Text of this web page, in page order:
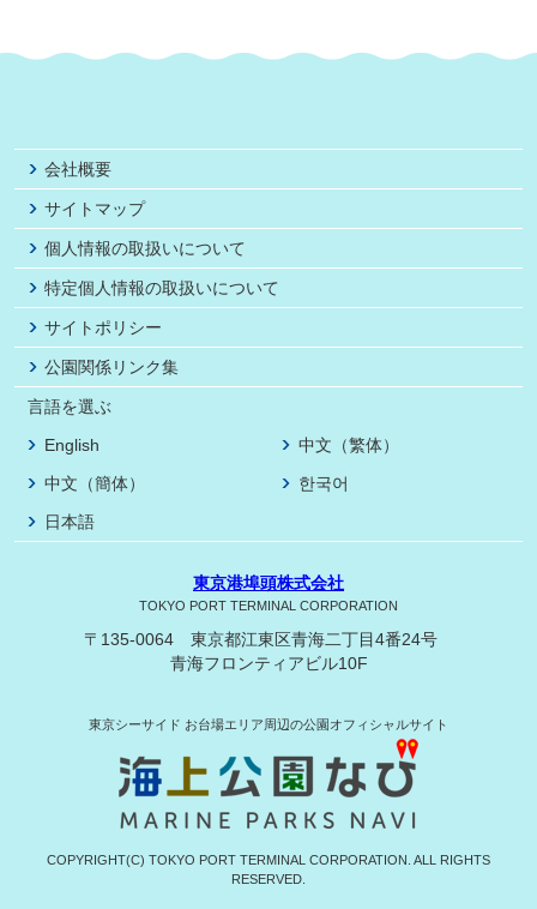
会社概要
サイトマップ
個人情報の取扱いについて
特定個人情報の取扱いについて
サイトポリシー
公園関係リンク集
言語を選ぶ
English
中文（繁体）
中文（簡体）
한국어
日本語
東京港埠頭株式会社
TOKYO PORT TERMINAL CORPORATION
〒135-0064 東京都江東区青海二丁目4番24号
青海フロンティアビル10F
東京シーサイド お台場エリア周辺の公園オフィシャルサイト
COPYRIGHT(C) TOKYO PORT TERMINAL CORPORATION. ALL RIGHTS
RESERVED.